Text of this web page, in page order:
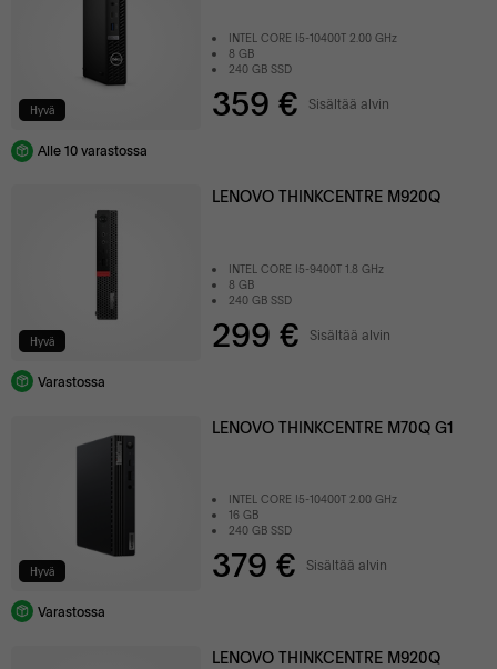
Hyvä
INTEL CORE I5-10400T 2.00 GHz
8 GB
240 GB SSD
359 € Sisältää alvin
Alle 10 varastossa
Hyvä
LENOVO THINKCENTRE M920Q
INTEL CORE I5-9400T 1.8 GHz
8 GB
240 GB SSD
299 € Sisältää alvin
Varastossa
Hyvä
LENOVO THINKCENTRE M70Q G1
INTEL CORE I5-10400T 2.00 GHz
16 GB
240 GB SSD
379 € Sisältää alvin
Varastossa
LENOVO THINKCENTRE M920Q